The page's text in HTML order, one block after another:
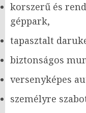
korszerű és
géppark,
tapasztalt
biztonságos
versenyképes
személyre